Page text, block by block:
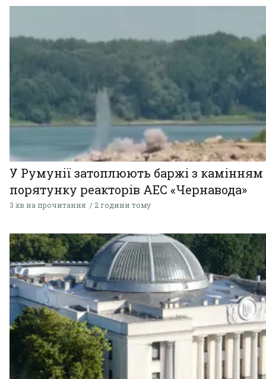
У Румунії затоплюють баржі з
порятунку реакторів АЕС «Чернавода»
3 хв на прочитання 2 години тому